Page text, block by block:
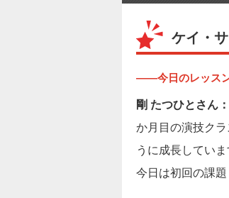
ケイ・
――今日のレッス
剛 たつひとさん：
か月目の演技ク
うに成長していま
今日は初回の課題